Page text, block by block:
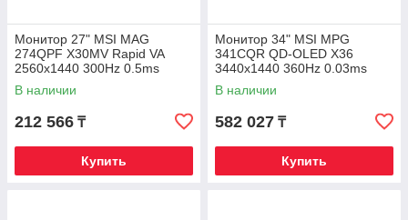
Монитор 27" MSI MAG
274QPF X30MV Rapid VA
2560x1440 300Hz 0.5ms
1000cd/m2 4500:1 2xHDMI
1xDP HAS
В наличии
212 566 ₸
Купить
Монитор 34" MSI MPG
341CQR QD-OLED X36
3440x1440 360Hz 0.03ms
1300cd/m2 1.5M:1 2xHDMI
1xDP 1xType-C
В наличии
582 027 ₸
Купить